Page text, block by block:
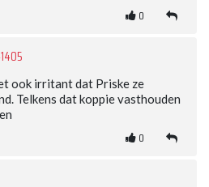
0
ook irritant dat Priske ze
Telkens dat koppie vasthouden
0